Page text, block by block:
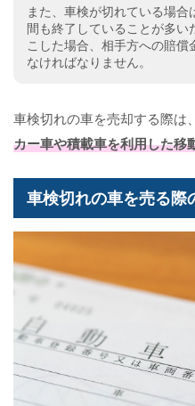
また、車検が切れている場
間も終了していることが多い
こした場合、相手方への賠償
なければなりません。
車検切れの車を売却する際は、
カー車や積載車を利用した移
車検切れの車を売る際